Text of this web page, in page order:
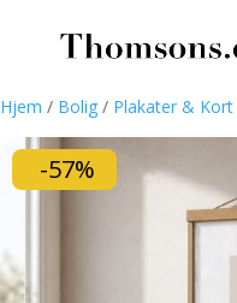
Hjem / Bolig / Plakater & Kort
-57%